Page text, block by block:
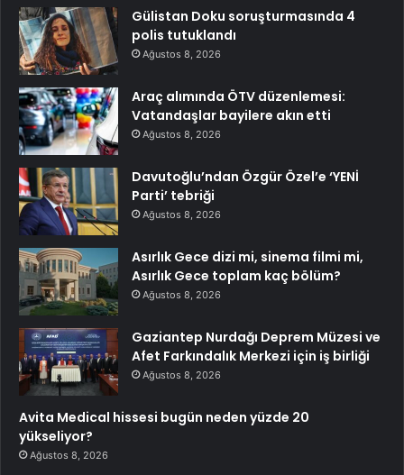
Gülistan Doku soruşturmasında 4
polis tutuklandı
Ağustos 8, 2026
Araç alımında ÖTV düzenlemesi:
Vatandaşlar bayilere akın etti
Ağustos 8, 2026
Davutoğlu’ndan Özgür Özel’e ‘YENİ
Parti’ tebriği
Ağustos 8, 2026
Asırlık Gece dizi mi, sinema filmi mi,
Asırlık Gece toplam kaç bölüm?
Ağustos 8, 2026
Gaziantep Nurdağı Deprem Müzesi ve
Afet Farkındalık Merkezi için iş birliği
Ağustos 8, 2026
Avita Medical hissesi bugün neden yüzde 20
yükseliyor?
Ağustos 8, 2026